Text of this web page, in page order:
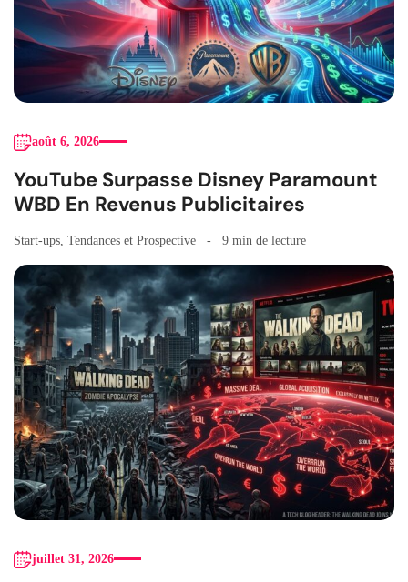
août 6, 2026
YouTube Surpasse Disney Paramount
WBD En Revenus Publicitaires
Start-ups Tendances et Prospective 9 min de lecture
juillet 31, 2026